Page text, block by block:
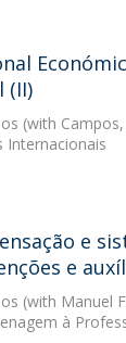
(II)
(with
Internacionais
e
e
(with Manuel
à